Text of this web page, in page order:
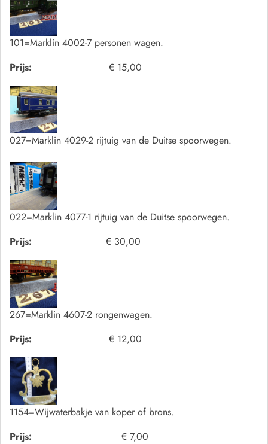
101=Marklin 4002-7 personen wagen.
Prijs:
€ 15,00
027=Marklin 4029-2 rijtuig van de Duitse spoorwegen.
022=Marklin 4077-1 rijtuig van de Duitse spoorwegen.
Prijs:
€ 30,00
267=Marklin 4607-2 rongenwagen.
Prijs:
€ 12,00
1154=Wijwaterbakje van koper of brons.
Prijs:
€ 7,00